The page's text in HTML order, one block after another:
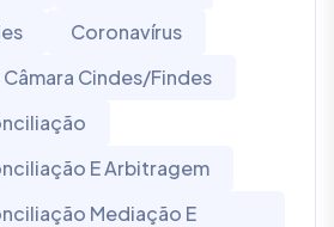
Coronavírus
Câmara Cindes/Findes
E Arbitragem
Mediação E